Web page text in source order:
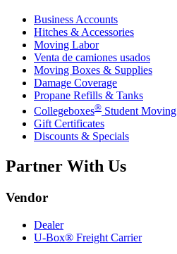
Business Accounts
Hitches & Accessories
Moving Labor
Venta de camiones usados
Moving Boxes & Supplies
Damage Coverage
Propane Refills & Tanks
Collegeboxes® Student Moving
Gift Certificates
Discounts & Specials
Partner With Us
Vendor
Dealer
U-Box® Freight Carrier